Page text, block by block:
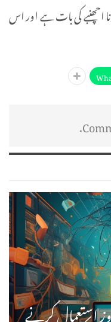
اچھنبے کی بات ہے اور اس
استعمال کرنے